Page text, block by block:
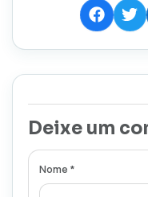
Deixe um
Nome *